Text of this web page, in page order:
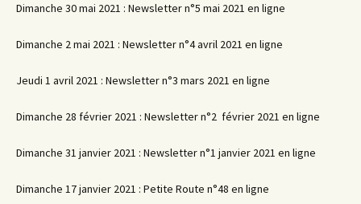
Dimanche 30 mai 2021 : Newsletter n°5 mai 2021 en ligne
Dimanche 2 mai 2021 : Newsletter n°4 avril 2021 en ligne
Jeudi 1 avril 2021 : Newsletter n°3 mars 2021 en ligne
Dimanche 28 février 2021 : Newsletter n°2 février 2021 en ligne
Dimanche 31 janvier 2021 : Newsletter n°1 janvier 2021 en ligne
Dimanche 17 janvier 2021 : Petite Route n°48 en ligne